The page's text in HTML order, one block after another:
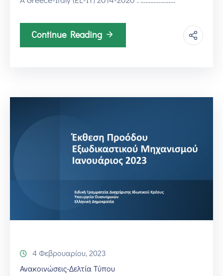
Continue Reading
4 Φεβρουαρίου, 2023
Ανακοινώσεις-Δελτία Τύπου